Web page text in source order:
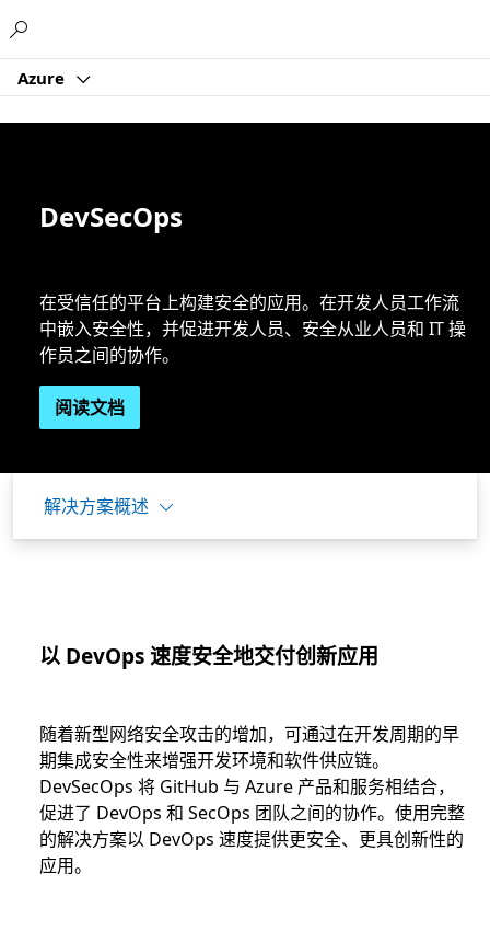
Azure
DevSecOps
在受信任的平台上构建安全的应用。在开发人员工作流
中嵌入安全性，并促进开发人员、安全从业人员和 IT 操
作员之间的协作。
阅读文档
解决方案概述
以 DevOps 速度安全地交付创新应用
随着新型网络安全攻击的增加，可通过在开发周期的早
期集成安全性来增强开发环境和软件供应链。
DevSecOps 将 GitHub 与 Azure 产品和服务相结合，
促进了 DevOps 和 SecOps 团队之间的协作。使用完整
的解决方案以 DevOps 速度提供更安全、更具创新性的
应用。